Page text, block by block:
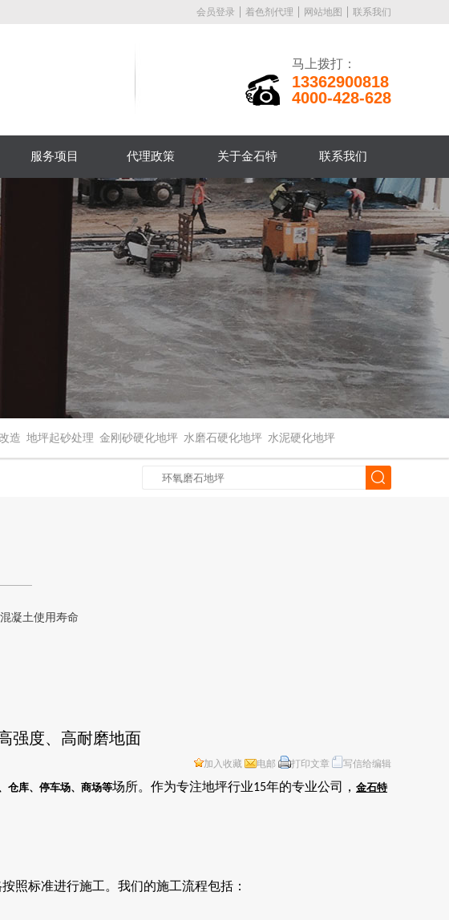
会员登录 着色剂代理 网站地图 联系我们
马上拨打：
13362900818
4000-428-628
服务项目 代理政策 关于金石特 联系我们
造 地坪起砂处理 金刚砂硬化地坪 水磨石硬化地坪 水泥硬化地坪
强度、高耐磨地面
加入收藏 电邮 打印文章 写信给编辑
仓库、停车场、商场等场所。作为专注地坪行业15年的专业公司， 金石特
照标准进行施工。我们的施工流程包括：